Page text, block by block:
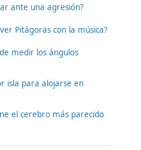
ante una agresión?
Pitágoras con la música?
medir los ángulos
isla para alojarse en
el cerebro más parecido